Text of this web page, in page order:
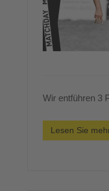
Wir entführen 3
Lesen Sie